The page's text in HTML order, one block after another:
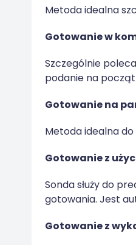
Metoda idealna
Gotowanie w
Szczególnie
podanie na
Gotowanie na
Metoda idealna
Gotowanie z
Sonda służy do
gotowania. Jest
Gotowanie z